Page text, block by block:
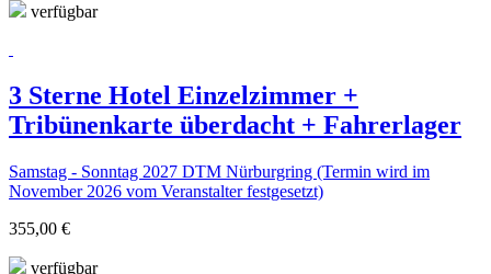
verfügbar
3 Sterne Hotel Einzelzimmer +
Tribünenkarte überdacht + Fahrerlager
Samstag - Sonntag 2027 DTM Nürburgring (Termin wird im
November 2026 vom Veranstalter festgesetzt)
355,00 €
verfügbar